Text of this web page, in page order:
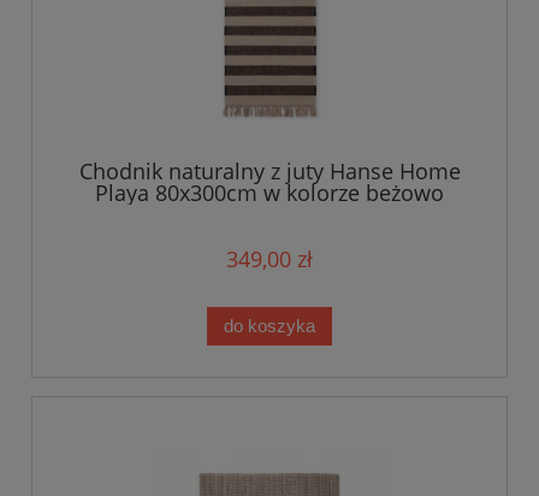
Chodnik naturalny z juty Hanse Home
Playa 80x300cm w kolorze beżowo
czarnym z frędzlami, dwustronny- tkany
349,00 zł
do koszyka